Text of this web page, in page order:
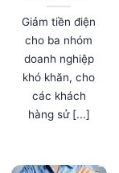
Giảm tiền điện
cho ba nhóm
doanh nghiệp
khó khăn, cho
các khách
hàng sử [...]